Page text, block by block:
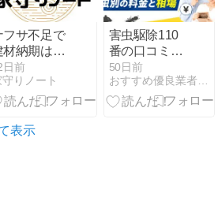
フサ不足で
材納期はど
なる？価格
騰・供給遅
の最新動向
日前
守りノート
害虫駆除110
番の口コミ評
判は？高い？
料金体系やサ
ービスを解説
50日前
おすすめ優良業者の口コミ評判比較｜害獣・害虫駆除相談所
表示